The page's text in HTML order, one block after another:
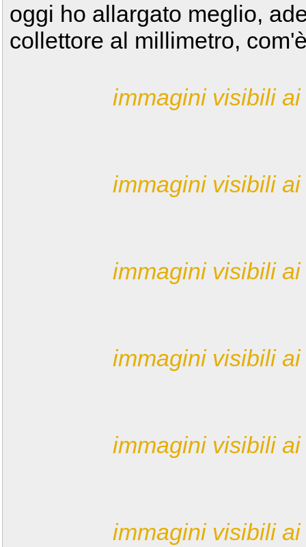
oggi ho allargato meglio,
collettore al millimetro,
immagini visibili
immagini visibili
immagini visibili
immagini visibili
immagini visibili
immagini visibili